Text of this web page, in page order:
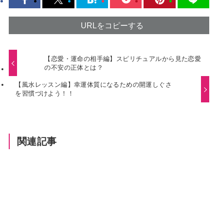
URLをコピーする
【恋愛・運命の相手編】スピリチュアルから見た恋愛
の不安の正体とは？
【風水レッスン編】幸運体質になるための開運しぐさ
を習慣づけよう！！
関連記事